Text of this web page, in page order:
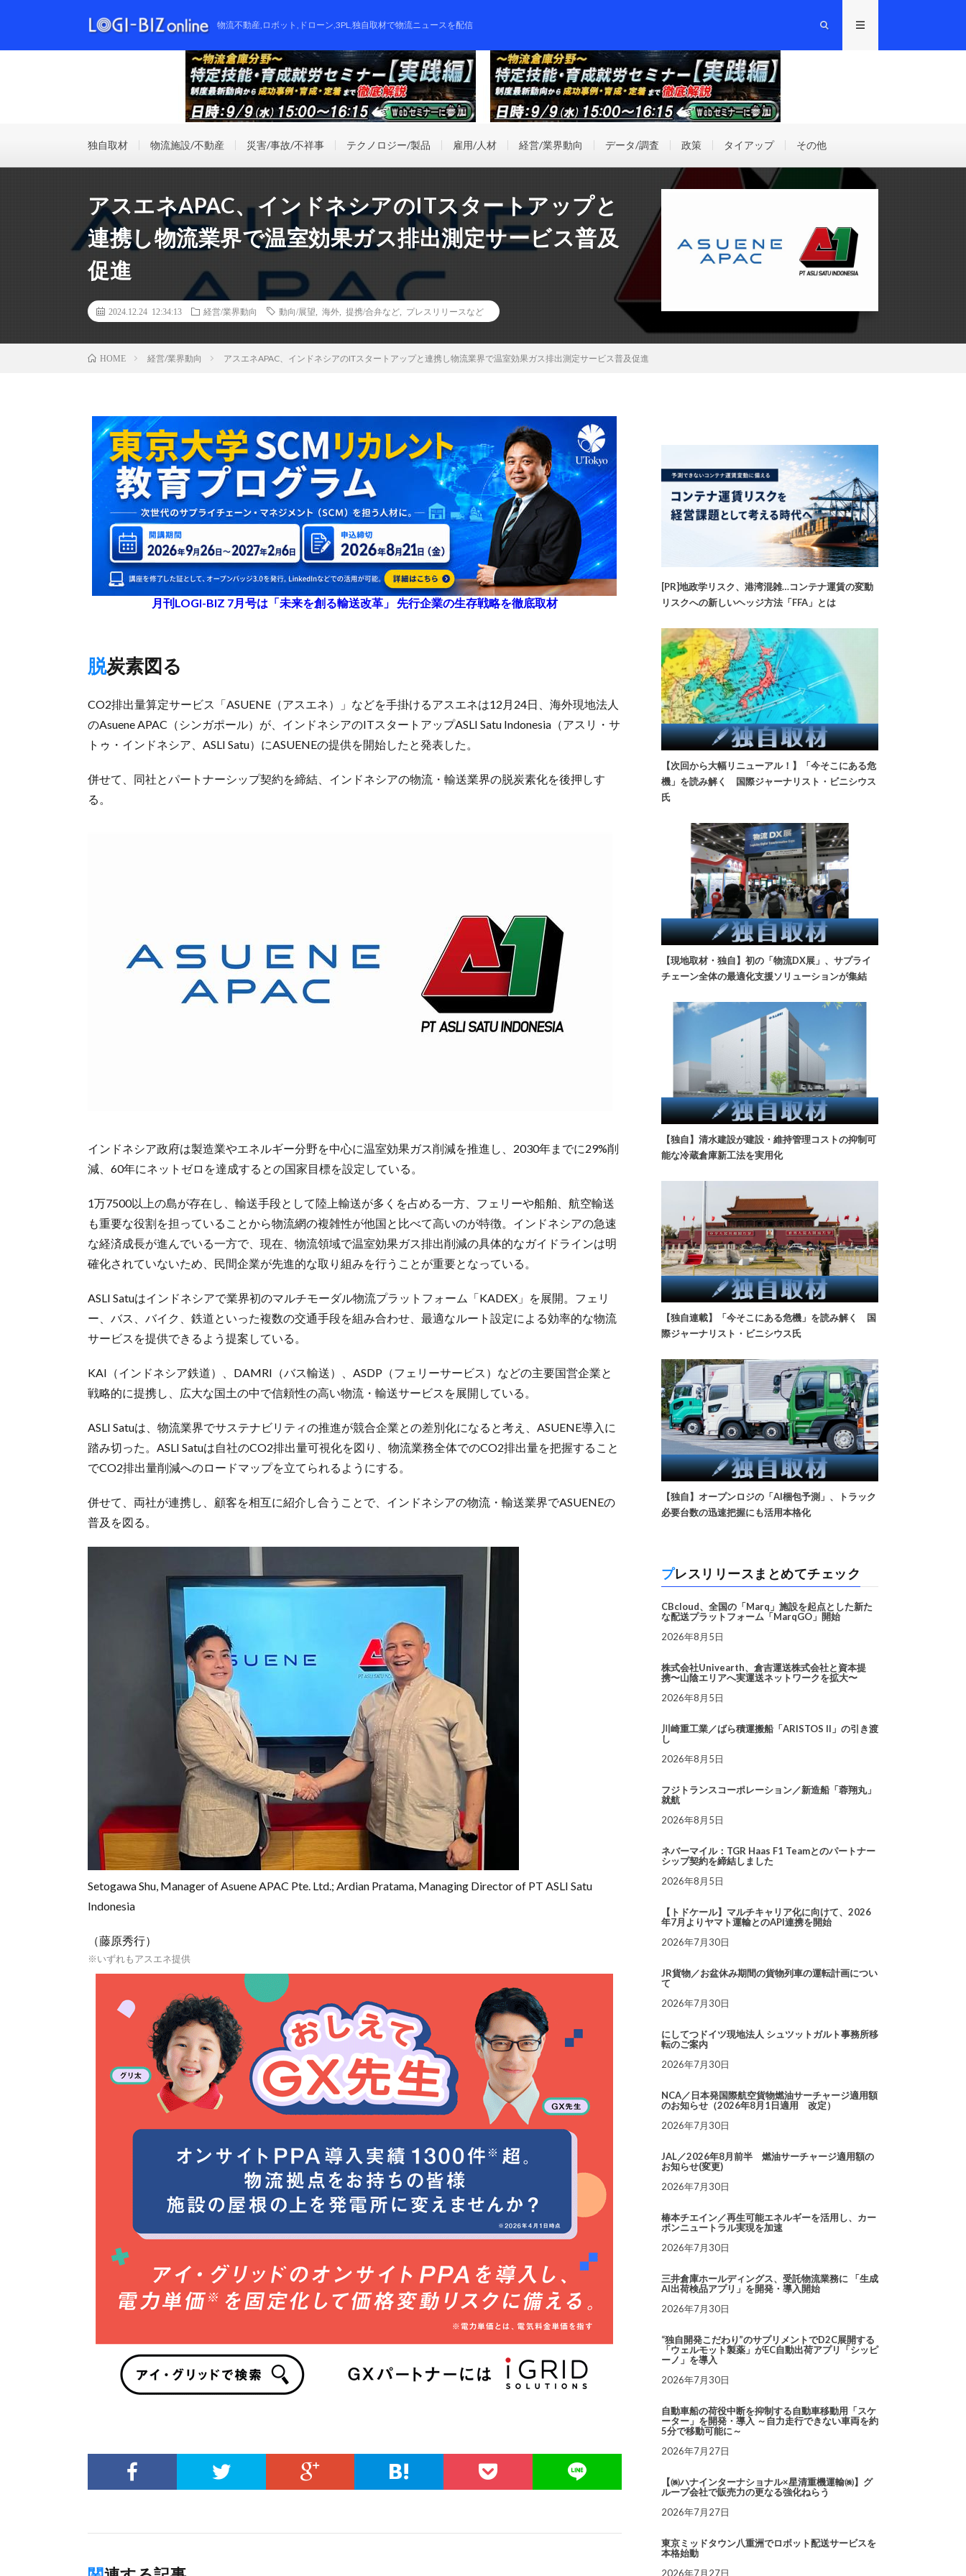
物流不動産,ロボット,ドローン,3PL,独自取材で物流ニュースを配信
独自取材 物流施設/不動産 災害/事故/不祥事 テクノロジー/製品 雇用/人材 経営/業界動向 データ/調査 政策 タイアップ その他
アスエネAPAC、インドネシアのITスタートアップと
連携し物流業界で温室効果ガス排出測定サービス普及
促進
2024.12.24 12:34:13 経営/業界動向 動向/展望 海外 提携/合弁など プレスリリースなど
HOME 経営/業界動向 アスエネAPAC、インドネシアのITスタートアップと連携し物流業界で温室効果ガス排出測定サービス普及促進
月刊LOGI-BIZ 7月号は「未来を創る輸送改革」 先行企業の生存戦略を徹底取材
脱炭素図る
CO2排出量算定サービス「ASUENE（アスエネ）」などを手掛けるアスエネは12月24日、海外現地法人
のAsuene APAC（シンガポール）が、インドネシアのITスタートアップASLI Satu Indonesia（アスリ・サ
トゥ・インドネシア、ASLI Satu）にASUENEの提供を開始したと発表した。
併せて、同社とパートナーシップ契約を締結、インドネシアの物流・輸送業界の脱炭素化を後押しす
る。
インドネシア政府は製造業やエネルギー分野を中心に温室効果ガス削減を推進し、2030年までに29%削
減、60年にネットゼロを達成するとの国家目標を設定している。
1万7500以上の島が存在し、輸送手段として陸上輸送が多くを占める一方、フェリーや船舶、航空輸送
も重要な役割を担っていることから物流網の複雑性が他国と比べて高いのが特徴。インドネシアの急速
な経済成長が進んでいる一方で、現在、物流領域で温室効果ガス排出削減の具体的なガイドラインは明
確化されていないため、民間企業が先進的な取り組みを行うことが重要となっている。
ASLI Satuはインドネシアで業界初のマルチモーダル物流プラットフォーム「KADEX」を展開。フェリ
ー、バス、バイク、鉄道といった複数の交通手段を組み合わせ、最適なルート設定による効率的な物流
サービスを提供できるよう提案している。
KAI（インドネシア鉄道）、DAMRI（バス輸送）、ASDP（フェリーサービス）などの主要国営企業と
戦略的に提携し、広大な国土の中で信頼性の高い物流・輸送サービスを展開している。
ASLI Satuは、物流業界でサステナビリティの推進が競合企業との差別化になると考え、ASUENE導入に
踏み切った。ASLI Satuは自社のCO2排出量可視化を図り、物流業務全体でのCO2排出量を把握すること
でCO2排出量削減へのロードマップを立てられるようにする。
併せて、両社が連携し、顧客を相互に紹介し合うことで、インドネシアの物流・輸送業界でASUENEの
普及を図る。
Setogawa Shu, Manager of Asuene APAC Pte. Ltd.; Ardian Pratama, Managing Director of PT ASLI Satu
Indonesia
（藤原秀行）
※いずれもアスエネ提供
[PR]地政学リスク、港湾混雑…コンテナ運賃の変動
リスクへの新しいヘッジ方法「FFA」とは
【次回から大幅リニューアル！】「今そこにある危
機」を読み解く 国際ジャーナリスト・ビニシウス
氏
【現地取材・独自】初の「物流DX展」、サプライ
チェーン全体の最適化支援ソリューションが集結
【独自】清水建設が建設・維持管理コストの抑制可
能な冷蔵倉庫新工法を実用化
【独自連載】「今そこにある危機」を読み解く 国
際ジャーナリスト・ビニシウス氏
【独自】オープンロジの「AI梱包予測」、トラック
必要台数の迅速把握にも活用本格化
プレスリリースまとめてチェック
CBcloud、全国の「Marq」施設を起点とした新た
な配送プラットフォーム「MarqGO」開始
2026年8月5日
株式会社Univearth、倉吉運送株式会社と資本提
携〜山陰エリアへ実運送ネットワークを拡大〜
2026年8月5日
川崎重工業／ばら積運搬船「ARISTOS II」の引き渡
し
2026年8月5日
フジトランスコーポレーション／新造船「蓉翔丸」
就航
2026年8月5日
ネバーマイル：TGR Haas F1 Teamとのパートナー
シップ契約を締結しました
2026年8月5日
【トドケール】マルチキャリア化に向けて、2026
年7月よりヤマト運輸とのAPI連携を開始
2026年7月30日
JR貨物／お盆休み期間の貨物列車の運転計画につい
て
2026年7月30日
にしてつドイツ現地法人 シュツットガルト事務所移
転のご案内
2026年7月30日
NCA／日本発国際航空貨物燃油サーチャージ適用額
のお知らせ（2026年8月1日適用 改定）
2026年7月30日
JAL／2026年8月前半 燃油サーチャージ適用額の
お知らせ(変更)
2026年7月30日
椿本チエイン／再生可能エネルギーを活用し、カー
ボンニュートラル実現を加速
2026年7月30日
三井倉庫ホールディングス、受託物流業務に 「生成
AI出荷検品アプリ」を開発・導入開始
2026年7月30日
“独自開発こだわり”のサプリメントでD2C展開する
「ウェルモット製薬」がEC自動出荷アプリ「シッピ
ーノ」を導入
2026年7月30日
自動車船の荷役中断を抑制する自動車移動用「スケ
ーター」を開発・導入 ～自力走行できない車両を約
5分で移動可能に～
2026年7月27日
【㈱ハナインターナショナル×星清重機運輸㈱】グ
ループ会社で販売力の更なる強化ねらう
2026年7月27日
東京ミッドタウン八重洲でロボット配送サービスを
本格始動
2026年7月27日